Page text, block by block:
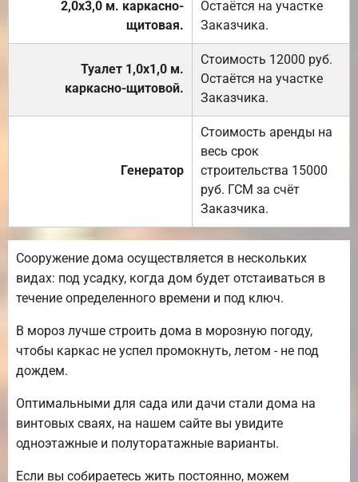
2,0х3,0 м. каркасно-
щитовая.
Остаётся на участке
Заказчика.
Туалет 1,0х1,0 м.
каркасно-щитовой.
Стоимость 12000 руб.
Остаётся на участке
Заказчика.
Генератор
Стоимость аренды на
весь срок
строительства 15000
руб. ГСМ за счёт
Заказчика.
Сооружение дома осуществляется в нескольких
видах: под усадку, когда дом будет отстаиваться в
течение определенного времени и под ключ.
В мороз лучше строить дома в морозную погоду,
чтобы каркас не успел промокнуть, летом - не под
дождем.
Оптимальными для сада или дачи стали дома на
винтовых сваях, на нашем сайте вы увидите
одноэтажные и полуторатажные варианты.
Если вы собираетесь жить постоянно, можем